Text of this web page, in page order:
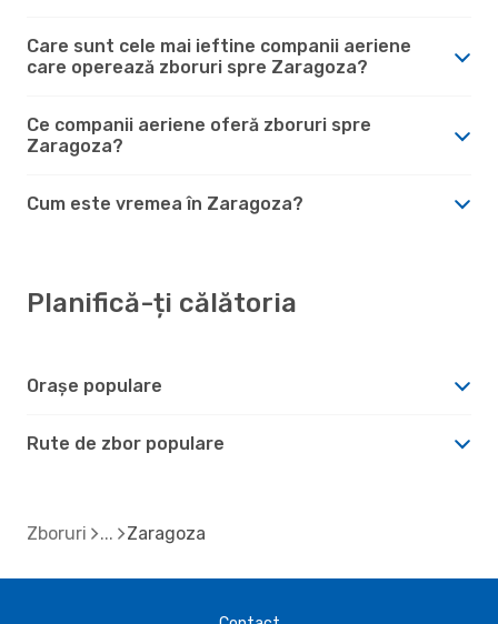
Care sunt cele mai ieftine companii aeriene
care operează zboruri spre Zaragoza?
Ce companii aeriene oferă zboruri spre
Zaragoza?
Cum este vremea în Zaragoza?
Planifică-ți călătoria
Orașe populare
Rute de zbor populare
Zboruri Zaragoza